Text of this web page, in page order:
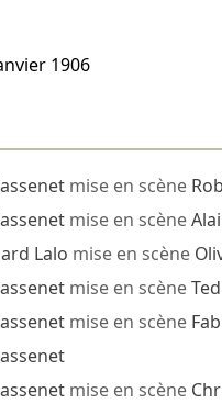
1906
mise en scène
mise en scène
Lalo mise en scène
mise en scène
mise en scène
mise en scène